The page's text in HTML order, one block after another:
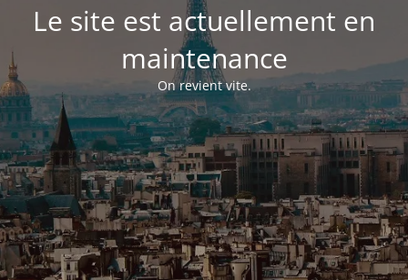
Le site est actuellement en
maintenance
On revient vite.